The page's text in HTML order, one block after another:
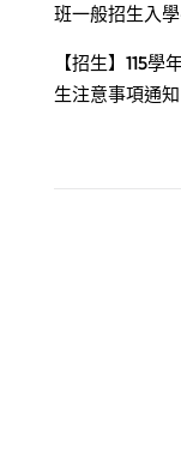
班一般招生入
【招生】115
生注意事項通知